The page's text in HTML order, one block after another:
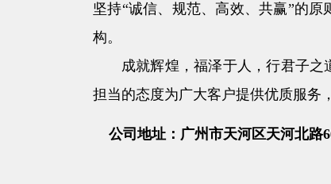
坚持“诚信、规范、高效、共赢”的
构。
成就辉煌，福泽于人，行君子
担当的态度为广大客户提供优质服务
公司地址：广州市天河区天河北路